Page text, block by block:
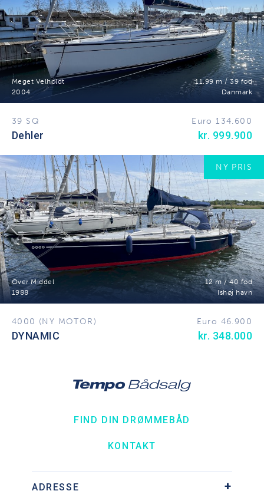
Meget Velholdt
11.99 m / 39 fod
2004
Danmark
39 SQ Euro 134.600
Dehler kr. 999.900
NY PRIS
Over Middel
12 m / 40 fod
1988
Ishøj havn
4000 (NY MOTOR) Euro 46.900
DYNAMIC kr. 348.000
FIND DIN DRØMMEBÅD
KONTAKT
ADRESSE